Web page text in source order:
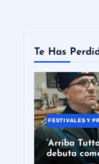
Te Has
FESTIVALES Y
‘Arriba
debuta